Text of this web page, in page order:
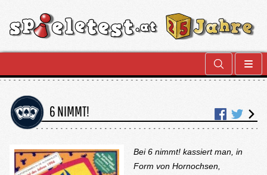
6 NIMMT!
Bei6 nimmt! kassiert man, in
Form von Hornochsen,